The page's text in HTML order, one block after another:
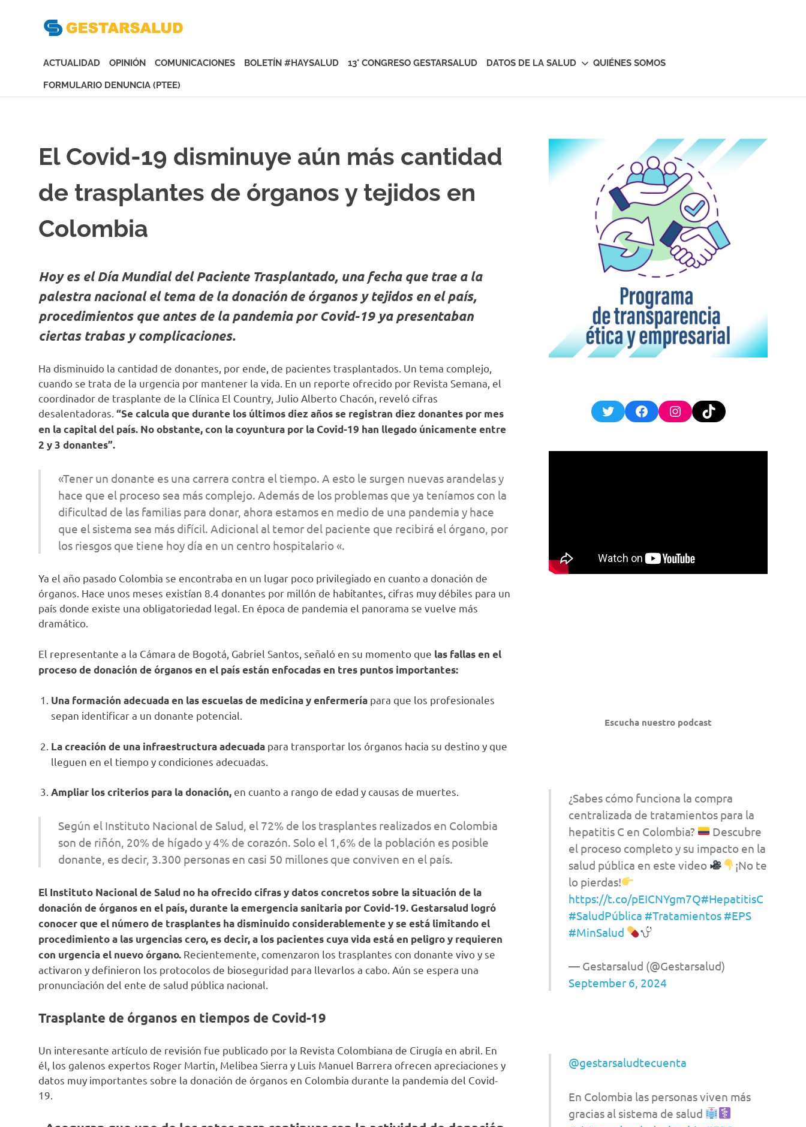
de
Gestoras
del
Salud
ACTUALIDAD OPINIÓN COMUNICACIONES BOLETÍN #HAYSALUD 13° CONGRESO GESTARSALUD DATOS DE LA SALUD QUIÉNES SOMOS
FORMULARIO DENUNCIA (PTEE)
El Covid-19 disminuye aún más cantidad
de trasplantes de órganos y tejidos en
Colombia
Hoy es el Día Mundial del Paciente Trasplantado, una fecha que trae a la
palestra nacional el tema de la donación de órganos y tejidos en el país,
procedimientos que antes de la pandemia por Covid-19 ya presentaban
ciertas trabas y complicaciones.
Ha disminuido la cantidad de donantes, por ende, de pacientes trasplantados. Un tema complejo,
cuando se trata de la urgencia por mantener la vida. En un reporte ofrecido por Revista Semana, el
coordinador de trasplante de la Clínica El Country, Julio Alberto Chacón, reveló cifras
desalentadoras. “Se calcula que durante los últimos diez años se registran diez donantes por mes
en la capital del país. No obstante, con la coyuntura por la Covid-19 han llegado únicamente entre
2 y 3 donantes”.
«Tener un donante es una carrera contra el tiempo. A esto le surgen nuevas arandelas y
hace que el proceso sea más complejo. Además de los problemas que ya teníamos con la
dificultad de las familias para donar, ahora estamos en medio de una pandemia y hace
que el sistema sea más difícil. Adicional al temor del paciente que recibirá el órgano, por
los riesgos que tiene hoy día en un centro hospitalario «.
Ya el año pasado Colombia se encontraba en un lugar poco privilegiado en cuanto a donación de
órganos. Hace unos meses existían 8.4 donantes por millón de habitantes, cifras muy débiles para un
país donde existe una obligatoriedad legal. En época de pandemia el panorama se vuelve más
dramático.
El representante a la Cámara de Bogotá, Gabriel Santos, señaló en su momento que las fallas en el
proceso de donación de órganos en el país están enfocadas en tres puntos importantes:
Una formación adecuada en las escuelas de medicina y enfermería para que los profesionales
sepan identificar a un donante potencial.
La creación de una infraestructura adecuada para transportar los órganos hacia su destino y que
lleguen en el tiempo y condiciones adecuadas.
Ampliar los criterios para la donación, en cuanto a rango de edad y causas de muertes.
Según el Instituto Nacional de Salud, el 72% de los trasplantes realizados en Colombia
son de riñón, 20% de hígado y 4% de corazón. Solo el 1,6% de la población es posible
donante, es decir, 3.300 personas en casi 50 millones que conviven en el país.
El Instituto Nacional de Salud no ha ofrecido cifras y datos concretos sobre la situación de la
donación de órganos en el país, durante la emergencia sanitaria por Covid-19. Gestarsalud logró
conocer que el número de trasplantes ha disminuido considerablemente y se está limitando el
procedimiento a las urgencias cero, es decir, a los pacientes cuya vida está en peligro y requieren
con urgencia el nuevo órgano. Recientemente, comenzaron los trasplantes con donante vivo y se
activaron y definieron los protocolos de bioseguridad para llevarlos a cabo. Aún se espera una
pronunciación del ente de salud pública nacional.
Trasplante de órganos en tiempos de Covid-19
Un interesante artículo de revisión fue publicado por la Revista Colombiana de Cirugía en abril. En
él, los galenos expertos Roger Martin, Melibea Sierra y Luis Manuel Barrera ofrecen apreciaciones y
datos muy importantes sobre la donación de órganos en Colombia durante la pandemia del Covid-
19.
TwitterFacebookInstagram
TikTok
Escucha nuestro podcast
¿Sabes cómo funciona la compra
centralizada de tratamientos para la
hepatitis C en Colombia?
Descubre
el proceso completo y su impacto en la
salud pública en este video
¡No te
lo pierdas!
https://t.co/pEICNYgm7Q#HepatitisC
#SaludPública #Tratamientos #EPS
#MinSalud
— Gestarsalud (@Gestarsalud)
September 6, 2024
@gestarsaludtecuenta
En Colombia las personas viven más
gracias al sistema de salud